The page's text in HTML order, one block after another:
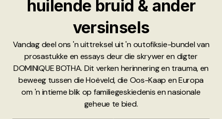
huilende bruid & ander
versinsels
Vandag deel ons 'n uittreksel uit 'n outofiksie-bundel van
prosastukke en essays deur die skrywer en digter
DOMINIQUE BOTHA. Dit verken herinnering en trauma, en
beweeg tussen die Hoëveld, die Oos-Kaap en Europa
om 'n intieme blik op familiegeskiedenis en nasionale
geheue te bied.